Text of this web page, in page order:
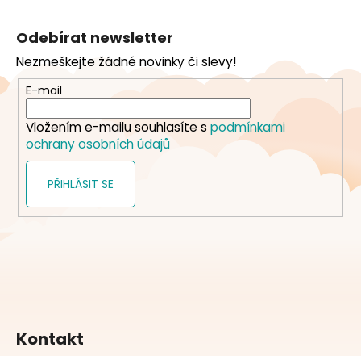
a
t
Odebírat newsletter
Nezmeškejte žádné novinky či slevy!
E-mail
Vložením e-mailu souhlasíte s podmínkami
ochrany osobních údajů
PŘIHLÁSIT SE
Kontakt